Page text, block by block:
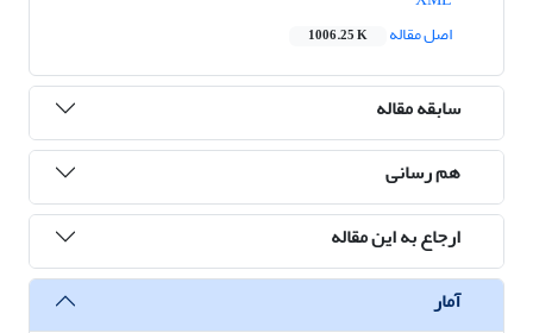
اصل مقاله
1006.25 K
سابقه مقاله
هم رسانی
ارجاع به این مقاله
آمار